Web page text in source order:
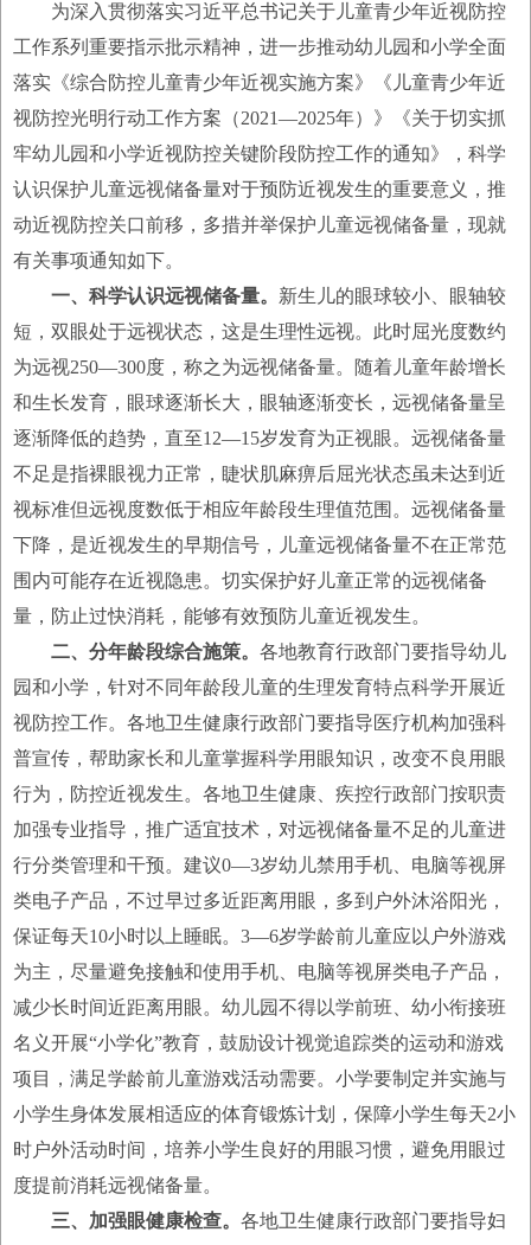
为深入贯彻落实习近平总书记关于儿童青少年近视防控
工作系列重要指示批示精神，进一步推动幼儿园和小学全面
落实《综合防控儿童青少年近视实施方案》《儿童青少年近
视防控光明行动工作方案（2021—2025年）》《关于切实抓
牢幼儿园和小学近视防控关键阶段防控工作的通知》，科学
认识保护儿童远视储备量对于预防近视发生的重要意义，推
动近视防控关口前移，多措并举保护儿童远视储备量，现就
有关事项通知如下。
一、科学认识远视储备量。 新生儿的眼球较小、眼轴较
短，双眼处于远视状态，这是生理性远视。此时屈光度数约
为远视250—300度，称之为远视储备量。随着儿童年龄增长
和生长发育，眼球逐渐长大，眼轴逐渐变长，远视储备量呈
逐渐降低的趋势，直至12—15岁发育为正视眼。远视储备量
不足是指裸眼视力正常，睫状肌麻痹后屈光状态虽未达到近
视标准但远视度数低于相应年龄段生理值范围。远视储备量
下降，是近视发生的早期信号，儿童远视储备量不在正常范
围内可能存在近视隐患。切实保护好儿童正常的远视储备
量，防止过快消耗，能够有效预防儿童近视发生。
二、分年龄段综合施策。 各地教育行政部门要指导幼儿
园和小学，针对不同年龄段儿童的生理发育特点科学开展近
视防控工作。各地卫生健康行政部门要指导医疗机构加强科
普宣传，帮助家长和儿童掌握科学用眼知识，改变不良用眼
行为，防控近视发生。各地卫生健康、疾控行政部门按职责
加强专业指导，推广适宜技术，对远视储备量不足的儿童进
行分类管理和干预。建议0—3岁幼儿禁用手机、电脑等视屏
类电子产品，不过早过多近距离用眼，多到户外沐浴阳光，
保证每天10小时以上睡眠。3—6岁学龄前儿童应以户外游戏
为主，尽量避免接触和使用手机、电脑等视屏类电子产品，
减少长时间近距离用眼。幼儿园不得以学前班、幼小衔接班
名义开展“小学化”教育，鼓励设计视觉追踪类的运动和游戏
项目，满足学龄前儿童游戏活动需要。小学要制定并实施与
小学生身体发展相适应的体育锻炼计划，保障小学生每天2小
时户外活动时间，培养小学生良好的用眼习惯，避免用眼过
度提前消耗远视储备量。
三、加强眼健康检查。 各地卫生健康行政部门要指导妇